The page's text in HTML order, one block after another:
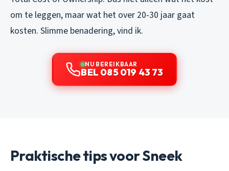
om te leggen, maar wat het over 20-30 jaar gaat
kosten. Slimme benadering, vind ik.
NU BEREIKBAAR
BEL 085 019 43 73
Praktische tips voor Sneek